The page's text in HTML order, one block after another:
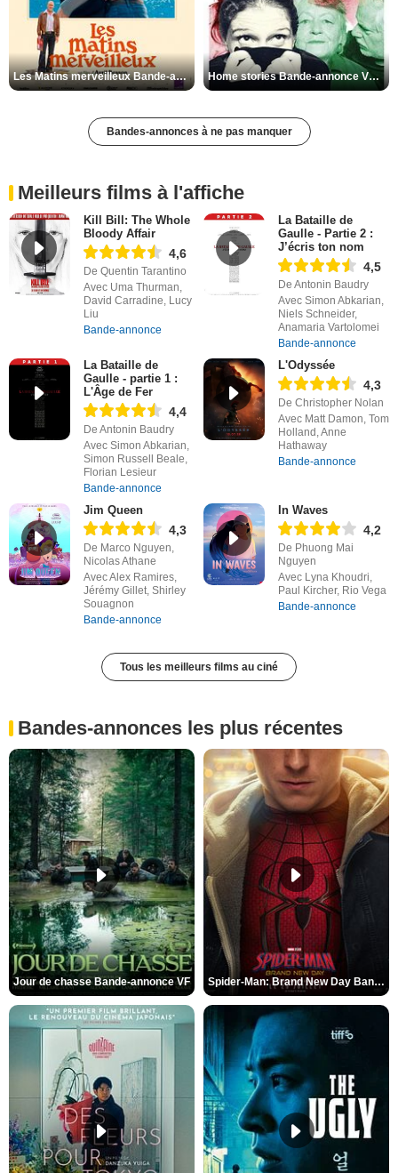
Les Matins merveilleux Bande-annonce VF Home stories Bande-annonce VO STFR
Bandes-annonces à ne pas manquer
Meilleurs films à l'affiche
Kill Bill: The Whole
Bloody Affair
4,6
De Quentin Tarantino
Avec Uma Thurman,
David Carradine, Lucy
Liu
Bande-annonce
La Bataille de
Gaulle - Partie 2 :
J’écris ton nom
4,5
De Antonin Baudry
Avec Simon Abkarian,
Niels Schneider,
Anamaria Vartolomei
Bande-annonce
La Bataille de
Gaulle - partie 1 :
L'Âge de Fer
4,4
De Antonin Baudry
Avec Simon Abkarian,
Simon Russell Beale,
Florian Lesieur
Bande-annonce
L'Odyssée
4,3
De Christopher Nolan
Avec Matt Damon, Tom
Holland, Anne
Hathaway
Bande-annonce
Jim Queen
4,3
De Marco Nguyen,
Nicolas Athane
Avec Alex Ramires,
Jérémy Gillet, Shirley
Souagnon
Bande-annonce
In Waves
4,2
De Phuong Mai
Nguyen
Avec Lyna Khoudri,
Paul Kircher, Rio Vega
Bande-annonce
Tous les meilleurs films au ciné
Bandes-annonces les plus récentes
Jour de chasse Bande-annonce VF Spider-Man: Brand New Day Bande-annonce (3) VO STFR